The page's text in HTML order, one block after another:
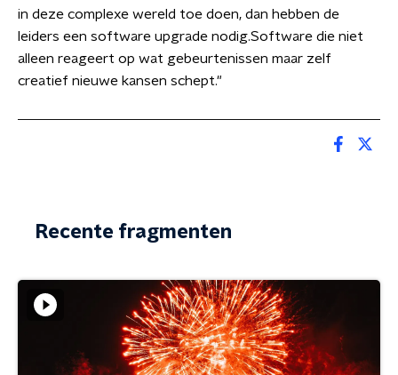
in deze complexe wereld toe doen, dan hebben de
leiders een software upgrade nodig.Software die niet
alleen reageert op wat gebeurtenissen maar zelf
creatief nieuwe kansen schept."
Recente fragmenten